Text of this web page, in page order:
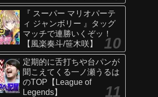
の孤城〜空中庭園〜などで
活躍！オリジナルSSにも注
目！【新キャラ使ってみた
｜モンスト公式】
『 スーパー マリオパーテ
ィ ジャンボリー 』タッグ
マッチで連勝いくぞッ！
【風楽奏斗/笹木咲】
定期的に舌打ちや台パンが
聞こえてくる一ノ瀬うるは
のTOP【League of
Legends】